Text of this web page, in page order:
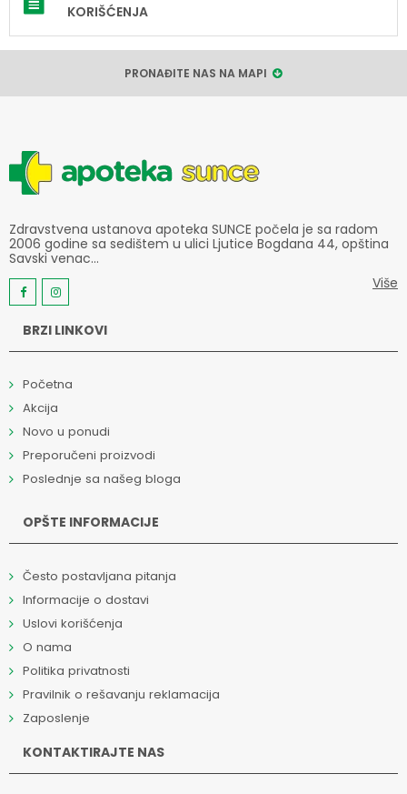
KORIŠĆENJA
PRONAĐITE NAS NA MAPI
Zdravstvena ustanova apoteka SUNCE počela je sa radom
2006 godine sa sedištem u ulici Ljutice Bogdana 44, opština
Savski venac...
Više
BRZI LINKOVI
Početna
Akcija
Novo u ponudi
Preporučeni proizvodi
Poslednje sa našeg bloga
OPŠTE INFORMACIJE
Često postavljana pitanja
Informacije o dostavi
Uslovi korišćenja
O nama
Politika privatnosti
Pravilnik o rešavanju reklamacija
Zaposlenje
KONTAKTIRAJTE NAS